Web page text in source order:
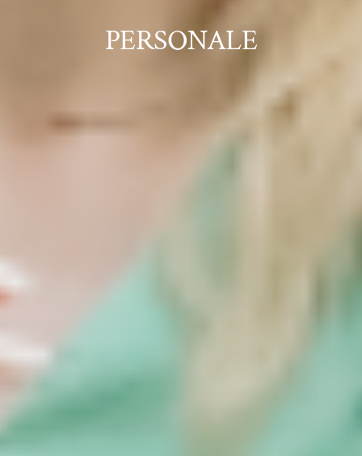
PERSONALE